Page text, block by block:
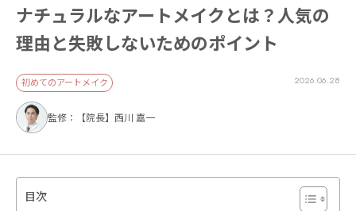
ナチュラルなアートメイクとは？人気の
理由と失敗しないためのポイント
初めてのアートメイク 2026.06.28
監修：【院長】西川 嘉一
目次